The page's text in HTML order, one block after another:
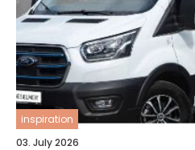
inspiration
03. July 2026